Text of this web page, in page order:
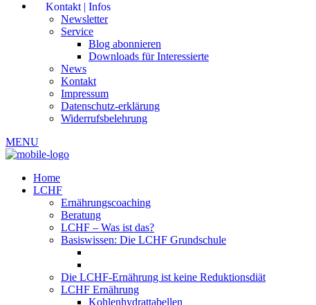
Kontakt | Infos
Newsletter
Service
Blog abonnieren
Downloads für Interessierte
News
Kontakt
Impressum
Datenschutz-erklärung
Widerrufsbelehrung
MENU
Home
LCHF
Ernährungscoaching
Beratung
LCHF – Was ist das?
Basiswissen: Die LCHF Grundschule
Die LCHF-Ernährung ist keine Reduktionsdiät
LCHF Ernährung
Kohlenhydrattabellen